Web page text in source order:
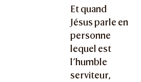
Et quand
Jésus parle en
personne
lequel est
l’humble
serviteur,